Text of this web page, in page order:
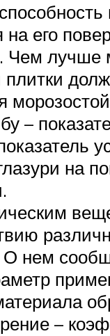
его
Чем лучше
плитки
–
на
нем
–